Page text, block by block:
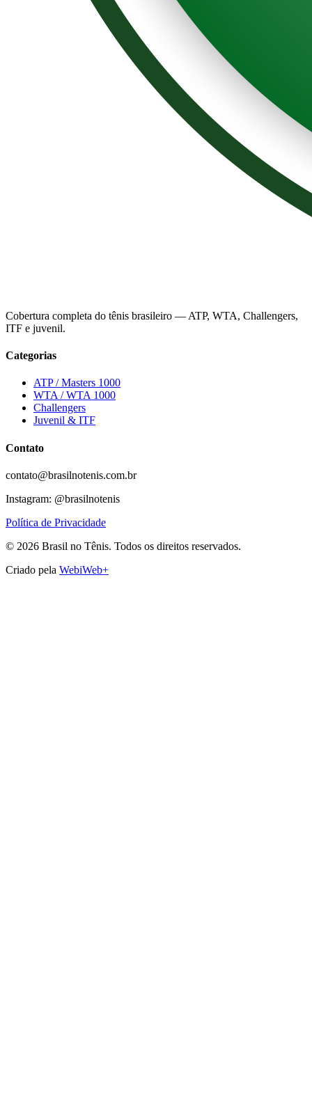
Cobertura completa do tênis brasileiro — ATP, WTA, Challengers,
ITF e juvenil.
Categorias
ATP / Masters 1000
WTA / WTA 1000
Challengers
Juvenil & ITF
Contato
contato@brasilnotenis.com.br
Instagram: @brasilnotenis
Política de Privacidade
© 2026 Brasil no Tênis. Todos os direitos reservados.
Criado pela WebiWeb+